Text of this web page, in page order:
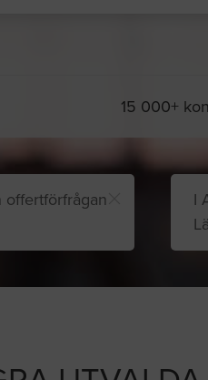
15 000+
offertförfrågan
I